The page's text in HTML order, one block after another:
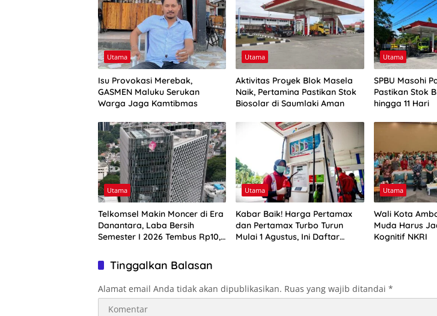
Utama
Isu Provokasi Merebak,
GASMEN Maluku Serukan
Warga Jaga Kamtibmas
Utama
Aktivitas Proyek Blok Masela
Naik, Pertamina Pastikan Stok
Biosolar di Saumlaki Aman
Utama
SPBU Masohi
Pastikan Stok
hingga 11 Hari
Utama
Telkomsel Makin Moncer di Era
Danantara, Laba Bersih
Semester I 2026 Tembus Rp10,4
Utama
Kabar Baik! Harga Pertamax
dan Pertamax Turbo Turun
Mulai 1 Agustus, Ini Daftar
Utama
Wali Kota
Muda Harus
Kognitif NKRI
Tinggalkan Balasan
Alamat email Anda tidak akan dipublikasikan. Ruas yang wajib ditandai *